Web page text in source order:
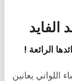
الفايد
الرائعة !
اللواتي يعانين